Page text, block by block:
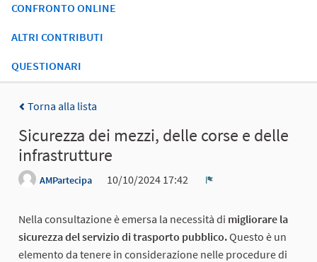
CONFRONTO ONLINE
ALTRI CONTRIBUTI
QUESTIONARI
Torna alla lista
Sicurezza dei mezzi, delle corse e delle
infrastrutture
AMPartecipa
10/10/2024 17:42
Nella consultazione è emersa la necessità di migliorare la
sicurezza del servizio di trasporto pubblico.Questo è un
elemento da tenere in considerazione nelle procedure di